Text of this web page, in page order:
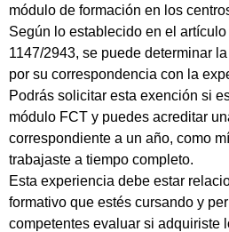
módulo de formación en los
Según lo establecido en el
1147/2943, se puede determinar
por su correspondencia con la
Podrás solicitar esta exención si
módulo FCT y puedes acreditar
correspondiente a un año, como
trabajaste a tiempo completo.
Esta experiencia debe estar
formativo que estés cursando y
competentes evaluar si adquiriste